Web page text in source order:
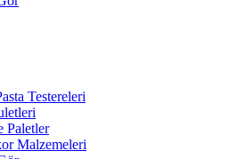
Testereleri
Paletler
Malzemeleri